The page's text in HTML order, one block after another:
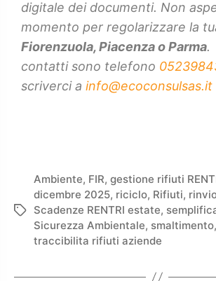
digitale dei documenti. Non
momento per regolarizzare la
Fiorenzuola, Piacenza o Parma.
contatti sono telefono
scriverci a info@ecoconsulsas.it
Ambiente, FIR, gestione rifiuti
dicembre 2025, riciclo, Rifiuti,
Scadenze RENTRI estate,
Sicurezza Ambientale, smaltimento,
traccibilita rifiuti aziende